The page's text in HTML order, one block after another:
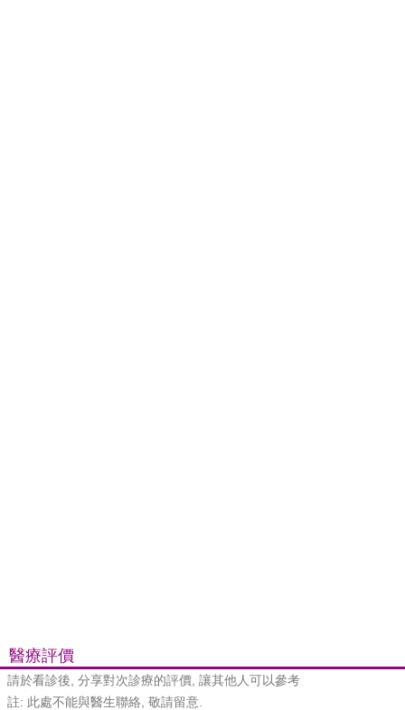
醫療評價
請於看診後, 分享對次診療的評價, 讓其他人可以參考
註: 此處不能與醫生聯絡, 敬請留意.